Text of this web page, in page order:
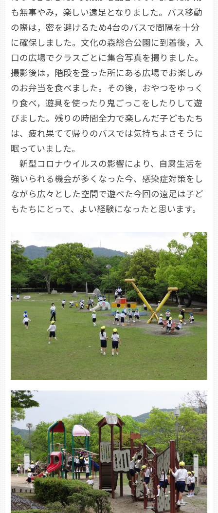
も無事やみ，楽しい遠足となりました。バス移動
の際は，密を避けるため4台のバスで間隔を十分
に確保しました。文化の森総合公園に到着後，入
口の広場でクラスごとに集合写真を撮りました。
撮影後は，階段を登った所にある広場でお楽しみ
のお弁当を食べました。その後，おやつをゆっく
り食べ，遊具を使ったり鬼ごっこをしたりして遊
びました。残りの時間全力で楽しんだ子どもたち
は、疲れ果てて帰りのバスでは気持ちよさそうに
眠っていました。
新型コロナウイルスの影響により、自粛生活を
強いられる機会が多くなった今、感染症対策をし
ながら広々とした空間で遊べた今回の遠足は子ど
もたちにとって、よい経験になったと思います。